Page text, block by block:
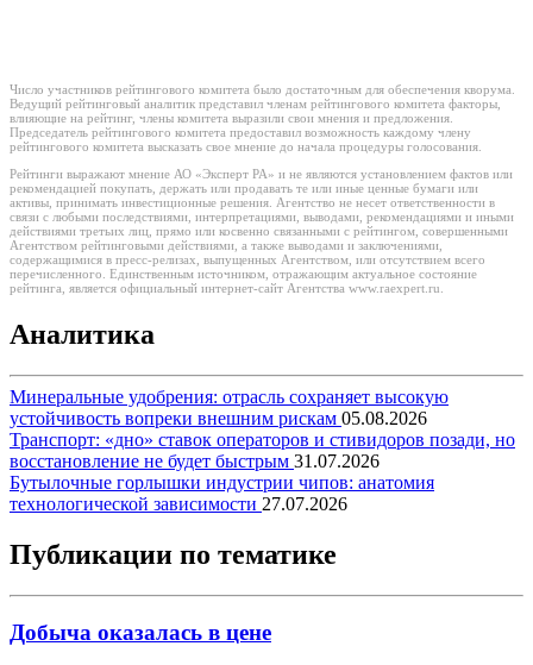
Число участников рейтингового комитета было достаточным для обеспечения кворума.
Ведущий рейтинговый аналитик представил членам рейтингового комитета факторы,
влияющие на рейтинг, члены комитета выразили свои мнения и предложения.
Председатель рейтингового комитета предоставил возможность каждому члену
рейтингового комитета высказать свое мнение до начала процедуры голосования.
Рейтинги выражают мнение АО «Эксперт РА» и не являются установлением фактов или
рекомендацией покупать, держать или продавать те или иные ценные бумаги или
активы, принимать инвестиционные решения. Агентство не несет ответственности в
связи с любыми последствиями, интерпретациями, выводами, рекомендациями и иными
действиями третьих лиц, прямо или косвенно связанными с рейтингом, совершенными
Агентством рейтинговыми действиями, а также выводами и заключениями,
содержащимися в пресс-релизах, выпущенных Агентством, или отсутствием всего
перечисленного. Единственным источником, отражающим актуальное состояние
рейтинга, является официальный интернет-сайт Агентства www.raexpert.ru.
Аналитика
Минеральные удобрения: отрасль сохраняет высокую
устойчивость вопреки внешним рискам 05.08.2026
Транспорт: «дно» ставок операторов и стивидоров позади, но
восстановление не будет быстрым 31.07.2026
Бутылочные горлышки индустрии чипов: анатомия
технологической зависимости 27.07.2026
Публикации по тематике
Добыча оказалась в цене